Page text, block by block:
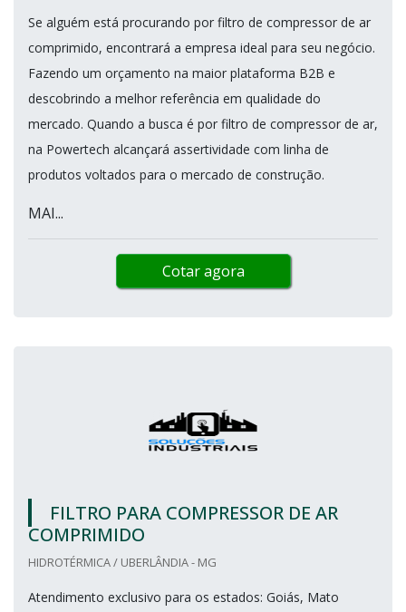
Se alguém está procurando por filtro de compressor de ar
comprimido, encontrará a empresa ideal para seu negócio.
Fazendo um orçamento na maior plataforma B2B e
descobrindo a melhor referência em qualidade do
mercado. Quando a busca é por filtro de compressor de ar,
na Powertech alcançará assertividade com linha de
produtos voltados para o mercado de construção.
MAI...
Cotar agora
FILTRO PARA COMPRESSOR DE AR
COMPRIMIDO
HIDROTÉRMICA / UBERLÂNDIA - MG
Atendimento exclusivo para os estados: Goiás, Mato